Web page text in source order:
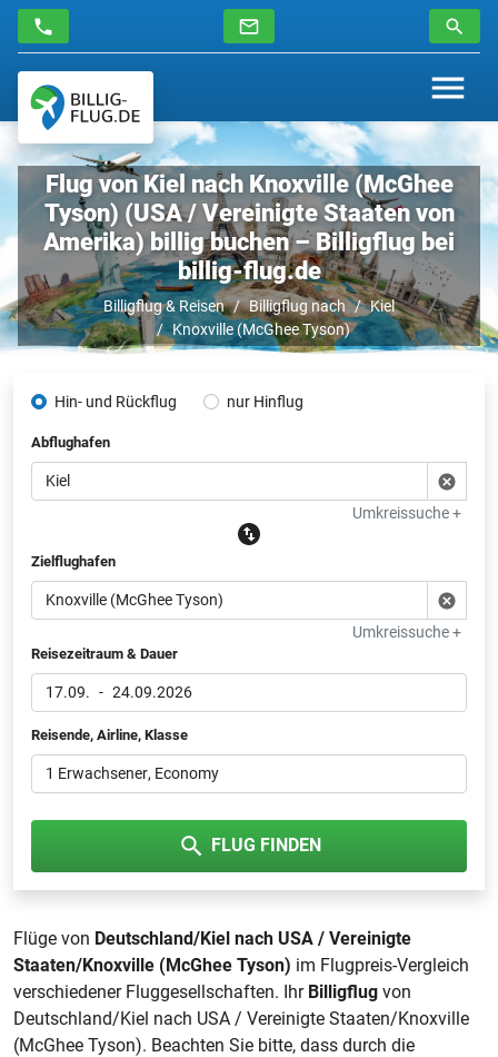
Flug von Kiel nach Knoxville (McGhee
Tyson) (USA / Vereinigte Staaten von
Amerika) billig buchen – Billigflug bei
billig-flug.de
Billigflug & Reisen Billigflug nach
Kiel
Knoxville (McGhee Tyson)
Hin- und Rückflug nur Hinflug
Abflughafen
Umkreissuche +
Zielflughafen
Umkreissuche +
Reisezeitraum & Dauer
17.09. - 24.09.2026
Reisende, Airline, Klasse
1 Erwachsener, Economy
FLUG FINDEN
Flüge von Deutschland/Kiel nach USA / Vereinigte
Staaten/Knoxville (McGhee Tyson) im Flugpreis-Vergleich
verschiedener Fluggesellschaften. Ihr Billigflug von
Deutschland/Kiel nach USA / Vereinigte Staaten/Knoxville
(McGhee Tyson). Beachten Sie bitte, dass durch die